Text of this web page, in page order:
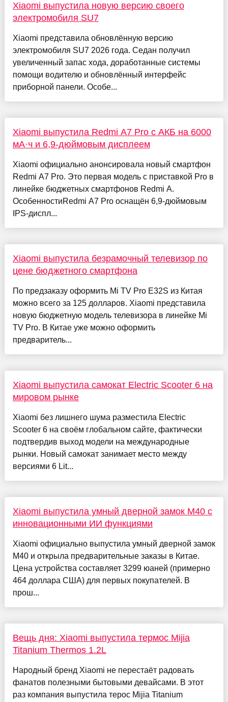
Xiaomi выпустила новую версию своего
электромобиля SU7
Xiaomi представила обновлённую версию
электромобиля SU7 2026 года. Седан получил
увеличенный запас хода, доработанные системы
помощи водителю и обновлённый интерфейс
приборной панели. Особе...
Xiaomi выпустила Redmi A7 Pro с АКБ на 6000
мА·ч и 6,9-дюймовым дисплеем
Xiaomi официально анонсировала новый смартфон
Redmi A7 Pro. Это первая модель с приставкой Pro в
линейке бюджетных смартфонов Redmi A.
ОсобенностиRedmi A7 Pro оснащён 6,9-дюймовым
IPS-диспл...
Xiaomi выпустила безрамочный телевизор по
цене бюджетного смартфона
По предзаказу оформить Mi TV Pro E32S из Китая
можно всего за 125 долларов. Xiaomi представила
новую бюджетную модель телевизора в линейке Mi
TV Pro. В Китае уже можно оформить
предваритель...
Xiaomi выпустила самокат Electric Scooter 6 на
мировом рынке
Xiaomi без лишнего шума разместила Electric
Scooter 6 на своём глобальном сайте, фактически
подтвердив выход модели на международные
рынки. Новый самокат занимает место между
версиями 6 Lit...
Xiaomi выпустила умный дверной замок M40 с
инновационными ИИ функциями
Xiaomi официально выпустила умный дверной замок
M40 и открыла предварительные заказы в Китае.
Цена устройства составляет 3299 юаней (примерно
464 доллара США) для первых покупателей. В
прош...
Вещь дня: Xiaomi выпустила термос Mijia
Titanium Thermos 1.2L
Народный бренд Xiaomi не перестаёт радовать
фанатов полезными бытовыми девайсами. В этот
раз компания выпустила терос Mijia Titanium